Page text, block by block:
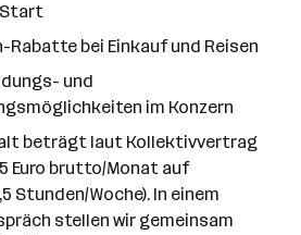
Start
bei Einkauf und Reisen
und
im Konzern
beträgt laut Kollektivvertrag
Euro brutto/Monat auf
Stunden/Woche). In einem
stellen wir gemeinsam